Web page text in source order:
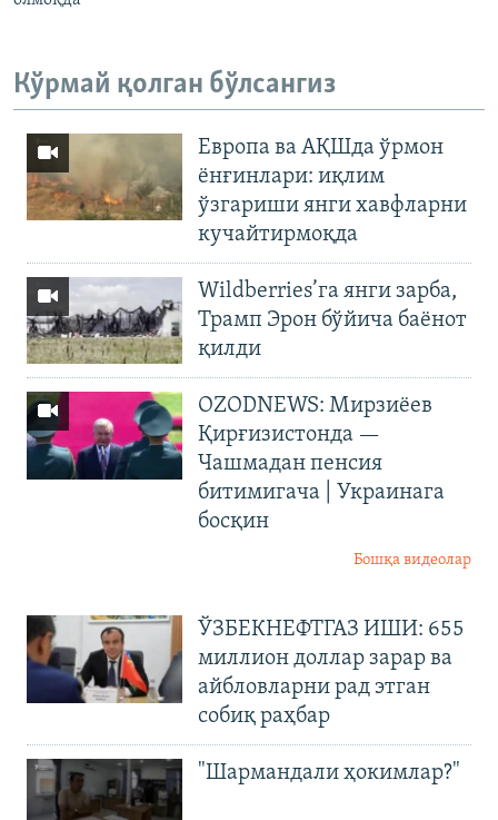
Кўрмай қолган бўлсангиз
Европа ва АҚШда ўрмон
ёнғинлари: иқлим
ўзгариши янги хавфларни
кучайтирмоқда
Wildberries’га янги зарба,
Трамп Эрон бўйича баёнот
қилди
OZODNEWS: Мирзиёев
Қирғизистонда —
Чашмадан пенсия
битимигача | Украинага
босқин
Бошқа видеолар
ЎЗБЕКНЕФТГАЗ ИШИ: 655
миллион доллар зарар ва
айбловларни рад этган
собиқ раҳбар
"Шармандали ҳокимлар?"